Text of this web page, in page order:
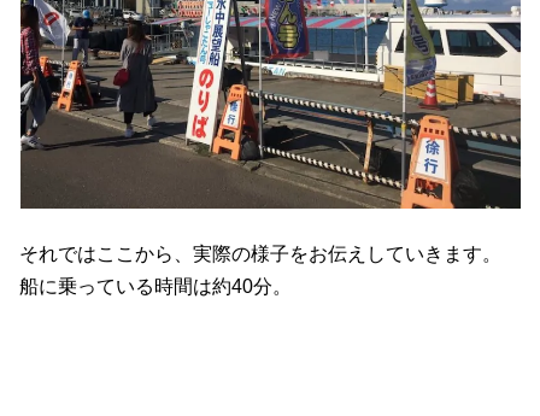
それではここから、実際の様子をお伝えしていきます。
船に乗っている時間は約40分。